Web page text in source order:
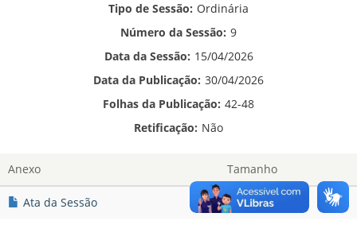
Tipo de Sessão: Ordinária
Número da Sessão: 9
Data da Sessão: 15/04/2026
Data da Publicação: 30/04/2026
Folhas da Publicação: 42-48
Retificação: Não
Anexo Tamanho
Ata da Sessão 605.8 KB